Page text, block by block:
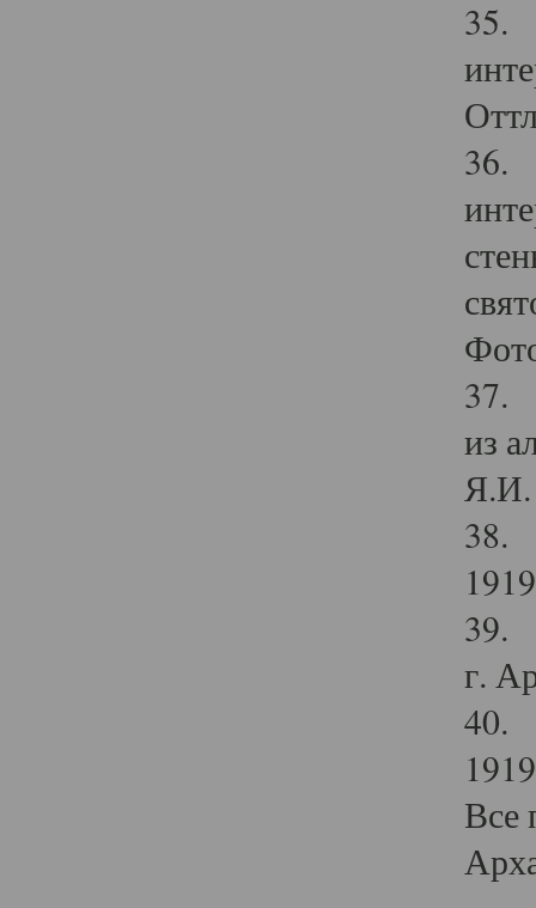
35.
36.
37.
из
Я.И.
38.
39.
г.
40.
Все